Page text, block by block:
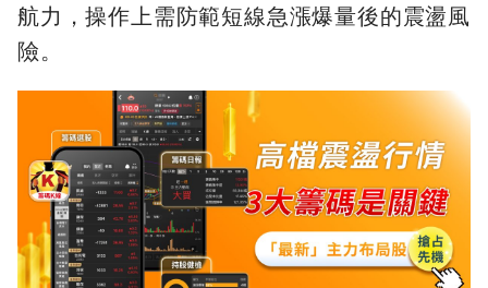
航力，操作上需防範短線急漲爆量後的震盪風
險。